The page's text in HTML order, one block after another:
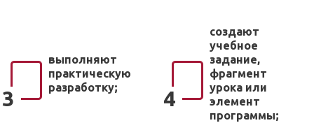
3
выполняют
практическую
разработку;
4
создают
учебное
задание,
фрагмент
урока или
элемент
программы;